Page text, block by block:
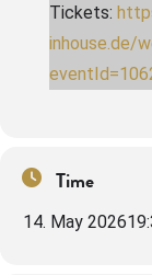
Tickets:
inhouse.de/
Time
14. May 2026